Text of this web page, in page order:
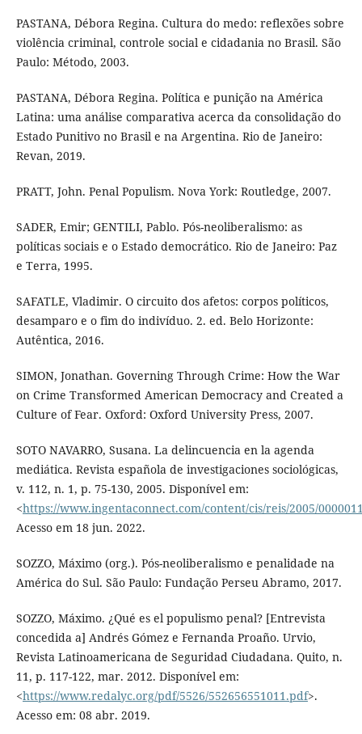
PASTANA, Débora Regina. Cultura do medo: reflexões sobre
violência criminal, controle social e cidadania no Brasil. São
Paulo: Método, 2003.
PASTANA, Débora Regina. Política e punição na América
Latina: uma análise comparativa acerca da consolidação do
Estado Punitivo no Brasil e na Argentina. Rio de Janeiro:
Revan, 2019.
PRATT, John. Penal Populism. Nova York: Routledge, 2007.
SADER, Emir; GENTILI, Pablo. Pós-neoliberalismo: as
políticas sociais e o Estado democrático. Rio de Janeiro: Paz
e Terra, 1995.
SAFATLE, Vladimir. O circuito dos afetos: corpos políticos,
desamparo e o fim do indivíduo. 2. ed. Belo Horizonte:
Autêntica, 2016.
SIMON, Jonathan. Governing Through Crime: How the War
on Crime Transformed American Democracy and Created a
Culture of Fear. Oxford: Oxford University Press, 2007.
SOTO NAVARRO, Susana. La delincuencia en la agenda
mediática. Revista española de investigaciones sociológicas,
v. 112, n. 1, p. 75-130, 2005. Disponível em:
<https://www.ingentaconnect.com/content/cis/reis/2005/
Acesso em 18 jun. 2022.
SOZZO, Máximo (org.). Pós-neoliberalismo e penalidade na
América do Sul. São Paulo: Fundação Perseu Abramo, 2017.
SOZZO, Máximo. ¿Qué es el populismo penal? [Entrevista
concedida a] Andrés Gómez e Fernanda Proaño. Urvio,
Revista Latinoamericana de Seguridad Ciudadana. Quito, n.
11, p. 117-122, mar. 2012. Disponível em:
<https://www.redalyc.org/pdf/5526/552656551011.pdf>.
Acesso em: 08 abr. 2019.